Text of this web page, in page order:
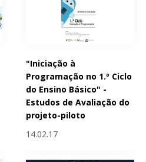
"Iniciação à
Programação no 1.º Ciclo
do Ensino Básico" -
Estudos de Avaliação do
projeto-piloto
14.02.17